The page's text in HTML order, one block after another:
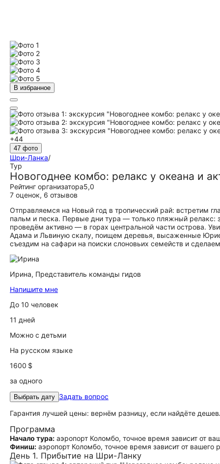
В избранное
+44
47 фото
Шри-Ланка/
Тур
Новогоднее комбо: релакс у океана и
Рейтинг организатора5,0
7 оценок, 6 отзывов
Отправляемся на Новый год в тропический рай: встретим
пальм и песка. Первые дни тура — только пляжный релакс:
проведём активно — в горах центральной части острова.
Адама и Львиную скалу, поищем деревья, высаженные
съездим на сафари на поиски слоновьих семейств и
Ирина, Представитель команды гидов
Напишите мне
До 10 человек
11 дней
Можно с детьми
На русском языке
1600 $
за одного
Выбрать дату Задать вопрос
Гарантия лучшей цены: вернём разницу, если найдёте
Программа
Начало тура: аэропорт Коломбо, точное время зависит от
Финиш: аэропорт Коломбо, точное время зависит от вашего
День 1. Прибытие на Шри-Ланку